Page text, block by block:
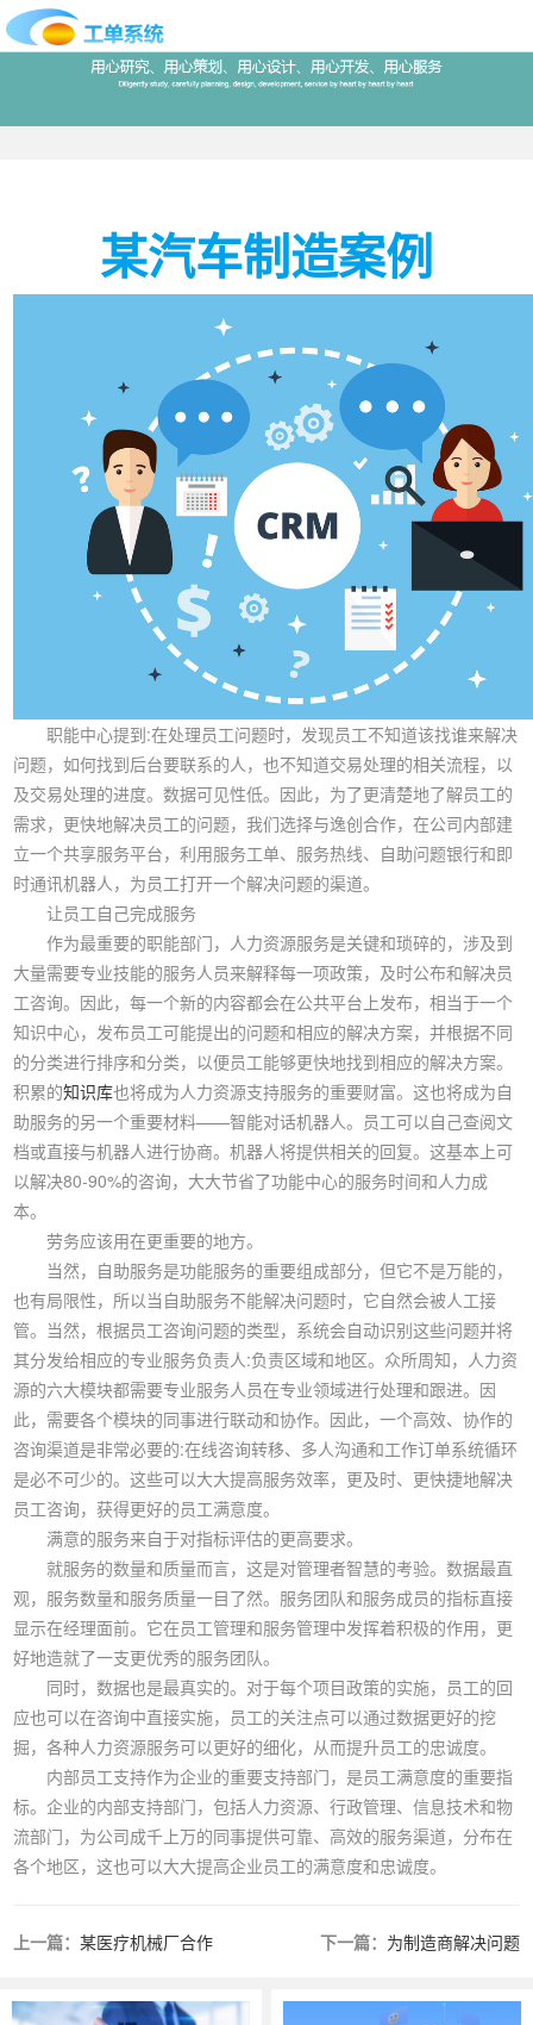
首
作
百
下
于
行
某汽车制造案例
职能中心提到:在处理员工问题时，发现员工不知道该找谁来解决
问题，如何找到后台要联系的人，也不知道交易处理的相关流程，以
及交易处理的进度。数据可见性低。因此，为了更清楚地了解员工的
需求，更快地解决员工的问题，我们选择与逸创合作，在公司内部建
立一个共享服务平台，利用服务工单、服务热线、自助问题银行和即
时通讯机器人，为员工打开一个解决问题的渠道。
让员工自己完成服务
作为最重要的职能部门，人力资源服务是关键和琐碎的，涉及到
大量需要专业技能的服务人员来解释每一项政策，及时公布和解决员
工咨询。因此，每一个新的内容都会在公共平台上发布，相当于一个
知识中心，发布员工可能提出的问题和相应的解决方案，并根据不同
的分类进行排序和分类，以便员工能够更快地找到相应的解决方案。
积累的知识库也将成为人力资源支持服务的重要财富。这也将成为自
助服务的另一个重要材料——智能对话机器人。员工可以自己查阅文
档或直接与机器人进行协商。机器人将提供相关的回复。这基本上可
以解决80-90%的咨询，大大节省了功能中心的服务时间和人力成
本。
劳务应该用在更重要的地方。
当然，自助服务是功能服务的重要组成部分，但它不是万能的，
也有局限性，所以当自助服务不能解决问题时，它自然会被人工接
管。当然，根据员工咨询问题的类型，系统会自动识别这些问题并将
其分发给相应的专业服务负责人:负责区域和地区。众所周知，人力资
源的六大模块都需要专业服务人员在专业领域进行处理和跟进。因
此，需要各个模块的同事进行联动和协作。因此，一个高效、协作的
咨询渠道是非常必要的:在线咨询转移、多人沟通和工作订单系统循环
是必不可少的。这些可以大大提高服务效率，更及时、更快捷地解决
员工咨询，获得更好的员工满意度。
满意的服务来自于对指标评估的更高要求。
就服务的数量和质量而言，这是对管理者智慧的考验。数据最直
观，服务数量和服务质量一目了然。服务团队和服务成员的指标直接
显示在经理面前。它在员工管理和服务管理中发挥着积极的作用，更
好地造就了一支更优秀的服务团队。
同时，数据也是最真实的。对于每个项目政策的实施，员工的回
应也可以在咨询中直接实施，员工的关注点可以通过数据更好的挖
掘，各种人力资源服务可以更好的细化，从而提升员工的忠诚度。
内部员工支持作为企业的重要支持部门，是员工满意度的重要指
标。企业的内部支持部门，包括人力资源、行政管理、信息技术和物
流部门，为公司成千上万的同事提供可靠、高效的服务渠道，分布在
各个地区，这也可以大大提高企业员工的满意度和忠诚度。
上一篇：某医疗机械厂合作 下一篇： 为制造商解决问题